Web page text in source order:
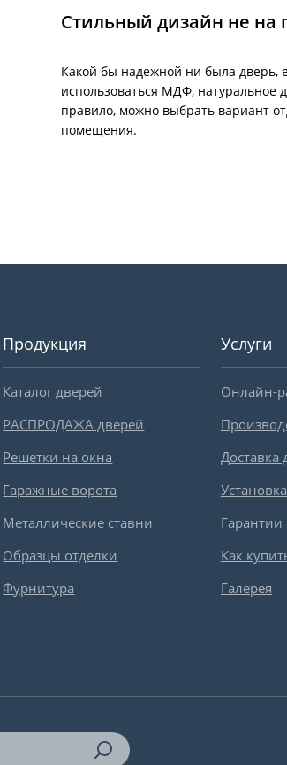
Стильный дизайн не на
Какой бы надежной ни была дверь,
использоваться МДФ,
правило, можно выбрать вариант
помещения.
Продукция
Каталог дверей
РАСПРОДАЖА дверей
Решетки на окна
Гаражные ворота
Металлические ставни
Образцы отделки
Фурнитура
Услуги
Онлайн-
Доставка
Гарантии
Как
Галерея